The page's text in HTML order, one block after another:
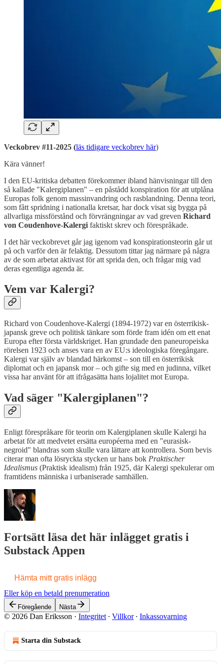
Veckobrev #11-2025 (läs tidigare veckobrev här)
Kära vänner!
I den EU-kritiska debatten förekommer ibland hänvisningar till den
så kallade "Kalergiplanen" – en påstådd konspiration för att utplåna
Europas folk genom massinvandring och rasblandning. Denna teori,
som fått spridning i nationalla kretsar, har dock visat sig bygga på
allvarliga missförstånd och förvrängningar av vad greven Richard
von Coudenhove-Kalergi faktiskt skrev och förespråkade.
I det här veckobrevet går jag igenom vad konspirationsteorin går ut
på och varför den är felaktig. Dessutom tittar jag närmare på några
av de som arbetat aktivast för att sprida den, och frågar mig vad
deras egentliga agenda är.
Vem var Kalergi?
Richard von Coudenhove-Kalergi (1894-1972) var en österrikisk-
japansk greve och politisk tänkare som förde fram idén om ett enat
Europa efter första världskriget. Han grundade den paneuropeiska
rörelsen 1923 och anses vara en av EU:s ideologiska föregångare.
Kalergi var själv av blandad härkomst – son till en österrikisk
diplomat och en japansk mor – och gifte sig med en judinna, vilket
vissa har använt för att ifrågasätta hans lojalitet mot Europa.
Vad säger "Kalergiplanen"?
Enligt förespråkare för teorin om Kalergiplanen skulle Kalergi ha
arbetat för att medvetet ersätta européerna med en "eurasisk-
negroid" blandras som skulle vara lättare att kontrollera. Som bevis
citerar man ofta lösryckta stycken ur hans bok Praktischer
Idealismus (Praktisk idealism) från 1925, där Kalergi spekulerar om
framtidens människa i urbaniserade samhällen.
Fortsätt läsa det här inlägget gratis i
Substack Appen
Hämta mitt gratis inlägg
Eller köp en betald prenumeration
Föregående Nästa
© 2026 Dan Eriksson · Integritet ∙ Villkor∙ Inkassovarning
Starta din Substack